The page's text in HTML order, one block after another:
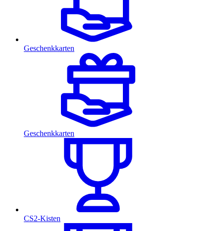
Geschenkkarten
Geschenkkarten
CS2-Kisten